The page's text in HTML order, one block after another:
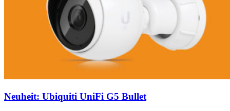
Neuheit: Ubiquiti UniFi G5 Bullet